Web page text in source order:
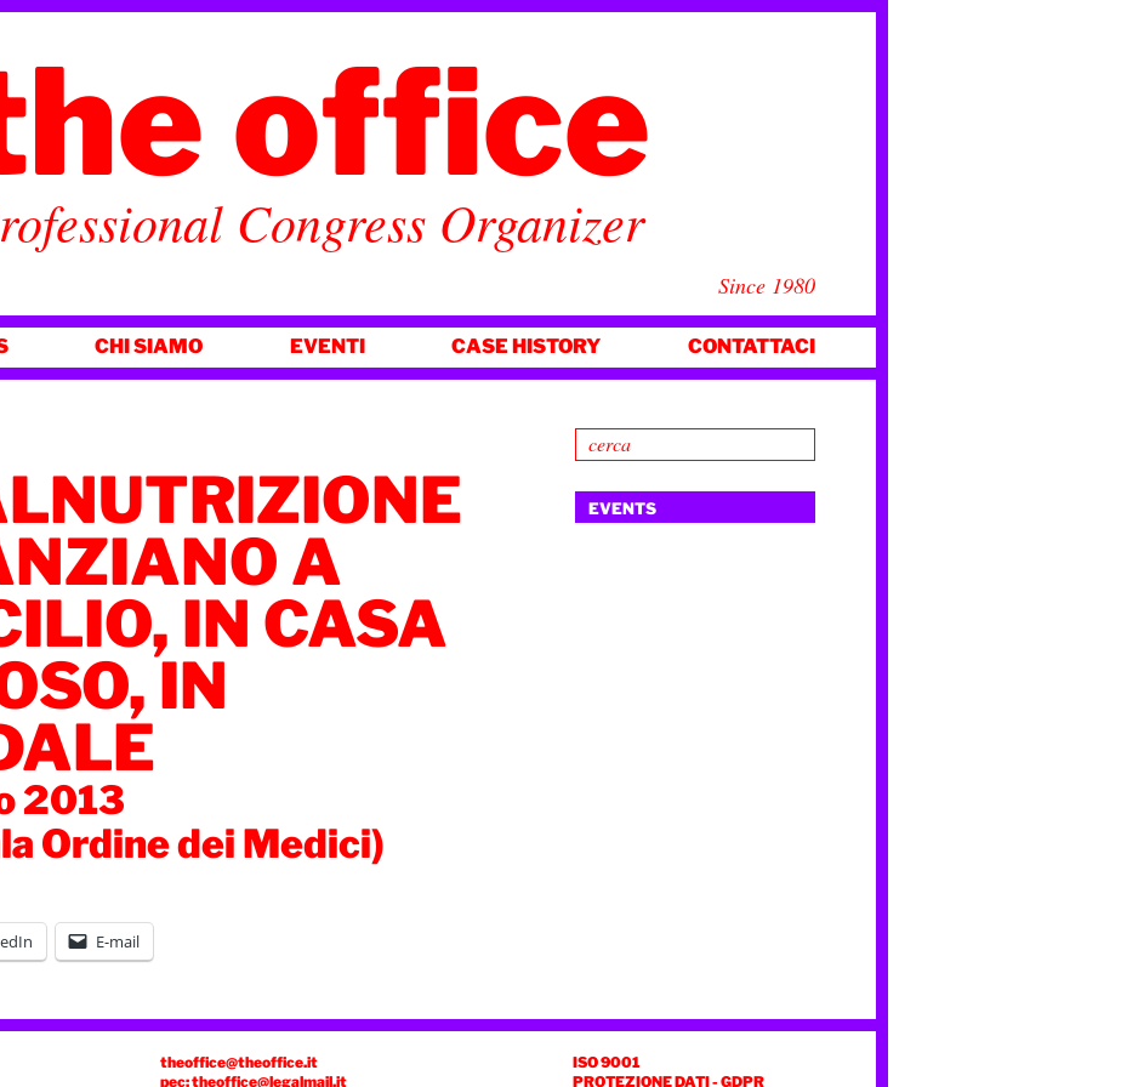
office
Congress Organizer
Since 1980
CHI SIAMO EVENTI CASE HISTORY CONTATTACI
A
IN CASA
IN
2013
Ordine dei Medici)
E-mail
EVENTS
theoffice@theoffice.it
pec: theoffice@legalmail.it
ISO 9001
PROTEZIONE DATI - GDPR